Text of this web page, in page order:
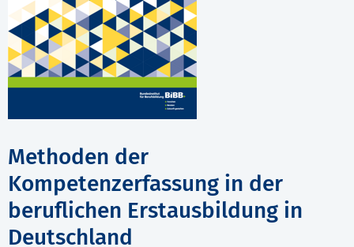
Methoden der
Kompetenzerfassung in der
beruflichen Erstausbildung in
Deutschland